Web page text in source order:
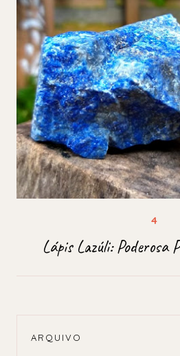
Lápis Lazúli: Poderosa
ARQUIVO